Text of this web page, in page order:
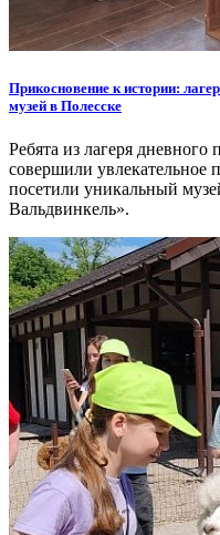
Прикосновение к истории:
музей в Полесске
Ребята из лагеря
совершили увлекательное
посетили уникальный
Вальдвинкель».